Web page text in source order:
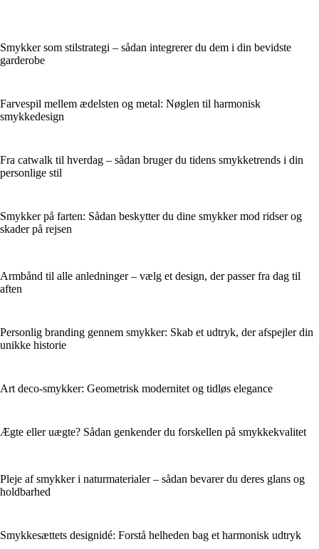
Smykker som stilstrategi – sådan integrerer du dem i din bevidste
garderobe
Farvespil mellem ædelsten og metal: Nøglen til harmonisk
smykkedesign
Fra catwalk til hverdag – sådan bruger du tidens smykketrends i din
personlige stil
Smykker på farten: Sådan beskytter du dine smykker mod ridser og
skader på rejsen
Armbånd til alle anledninger – vælg et design, der passer fra dag til
aften
Personlig branding gennem smykker: Skab et udtryk, der afspejler din
unikke historie
Art deco-smykker: Geometrisk modernitet og tidløs elegance
Ægte eller uægte? Sådan genkender du forskellen på smykkekvalitet
Pleje af smykker i naturmaterialer – sådan bevarer du deres glans og
holdbarhed
Smykkesættets designidé: Forstå helheden bag et harmonisk udtryk